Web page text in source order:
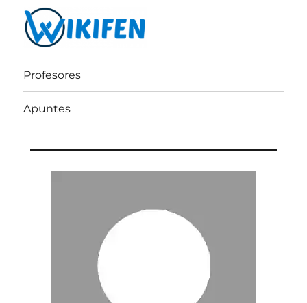
Wikifen
Profesores
Apuntes